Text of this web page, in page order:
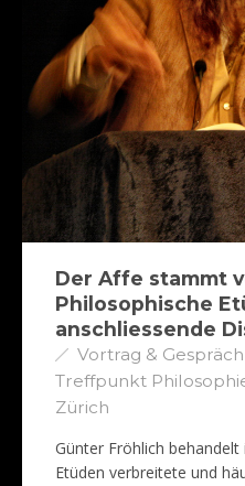
Der Affe stammt
Philosophische
anschliessende
Vortrag &
Treffpunkt
Zürich
Günter Fröhlich
Etüden verbreitete und